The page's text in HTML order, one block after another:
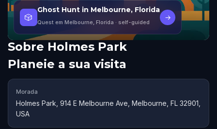
🎲
Ghost Hunt in Melbourne, Florida
Quest em Melbourne, Florida · self-guided
→
Sobre Holmes Park
Planeie a sua visita
Morada
Holmes Park, 914 E Melbourne Ave, Melbourne, FL 32901,
USA